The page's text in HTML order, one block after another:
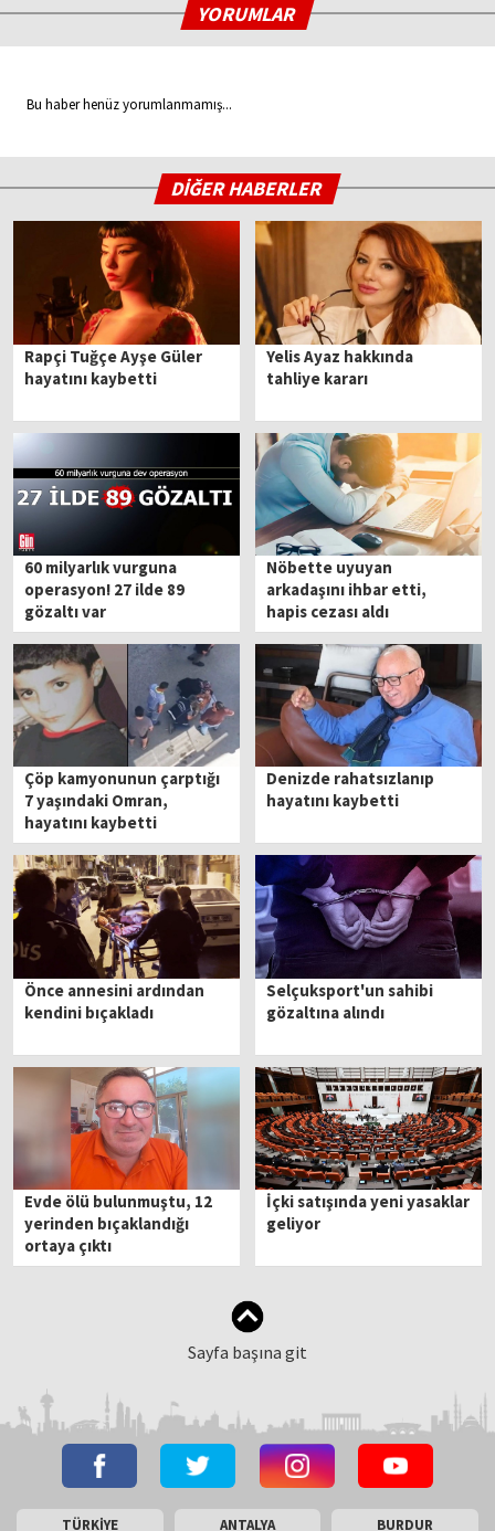
YORUMLAR
Bu haber henüz yorumlanmamış...
DİĞER HABERLER
Rapçi Tuğçe Ayşe Güler
hayatını kaybetti
Yelis Ayaz hakkında
tahliye kararı
60 milyarlık vurguna
operasyon! 27 ilde 89
gözaltı var
Nöbette uyuyan
arkadaşını ihbar etti,
hapis cezası aldı
Çöp kamyonunun çarptığı
7 yaşındaki Omran,
hayatını kaybetti
Denizde rahatsızlanıp
hayatını kaybetti
Önce annesini ardından
kendini bıçakladı
Selçuksport'un sahibi
gözaltına alındı
Evde ölü bulunmuştu, 12
yerinden bıçaklandığı
ortaya çıktı
İçki satışında yeni yasaklar
geliyor
Sayfa başına git
TÜRKİYE ANTALYA BURDUR